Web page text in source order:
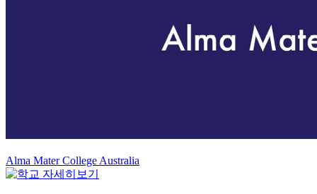
Alma Mater College Australia